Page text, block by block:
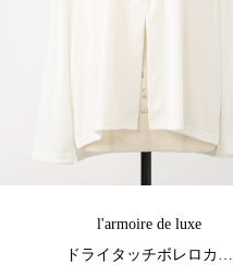
l'armoire de luxe
ドライタッチボレロカ…